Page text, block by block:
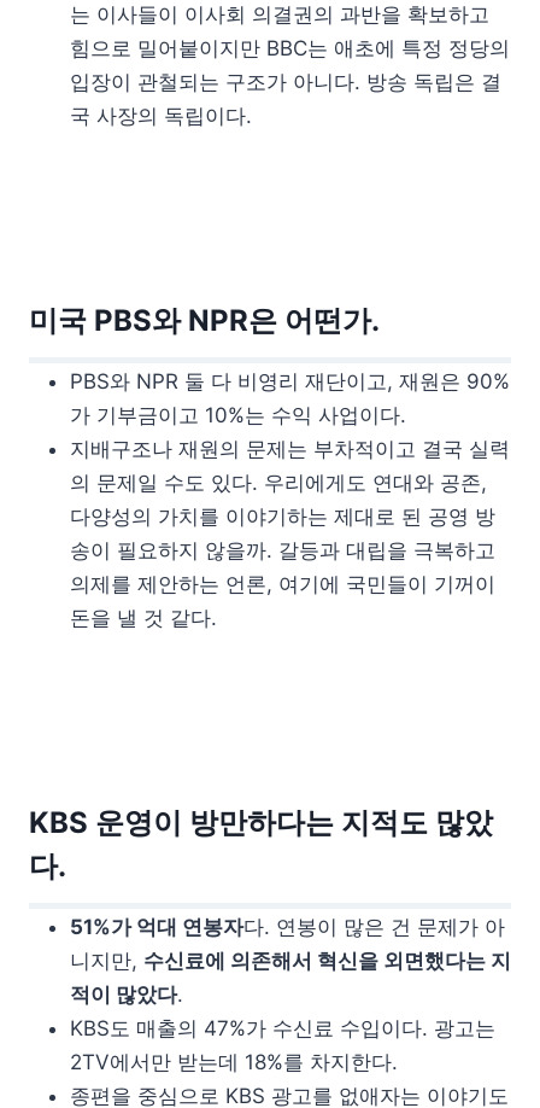
는 이사들이 이사회 의결권의 과반을 확보하고
힘으로 밀어붙이지만 BBC는 애초에 특정 정당의
입장이 관철되는 구조가 아니다. 방송 독립은 결
국 사장의 독립이다.
미국 PBS와 NPR은 어떤가.
PBS와 NPR 둘 다 비영리 재단이고, 재원은 90%
가 기부금이고 10%는 수익 사업이다.
지배구조나 재원의 문제는 부차적이고 결국 실력
의 문제일 수도 있다. 우리에게도 연대와 공존,
다양성의 가치를 이야기하는 제대로 된 공영 방
송이 필요하지 않을까. 갈등과 대립을 극복하고
의제를 제안하는 언론, 여기에 국민들이 기꺼이
돈을 낼 것 같다.
KBS 운영이 방만하다는 지적도 많았
다.
51%가 억대 연봉자다. 연봉이 많은 건 문제가 아
니지만, 수신료에 의존해서 혁신을 외면했다는 지
적이 많았다.
KBS도 매출의 47%가 수신료 수입이다. 광고는
2TV에서만 받는데 18%를 차지한다.
종편을 중심으로 KBS 광고를 없애자는 이야기도